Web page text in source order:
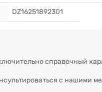
DZ16251892301
справочный
с нашими